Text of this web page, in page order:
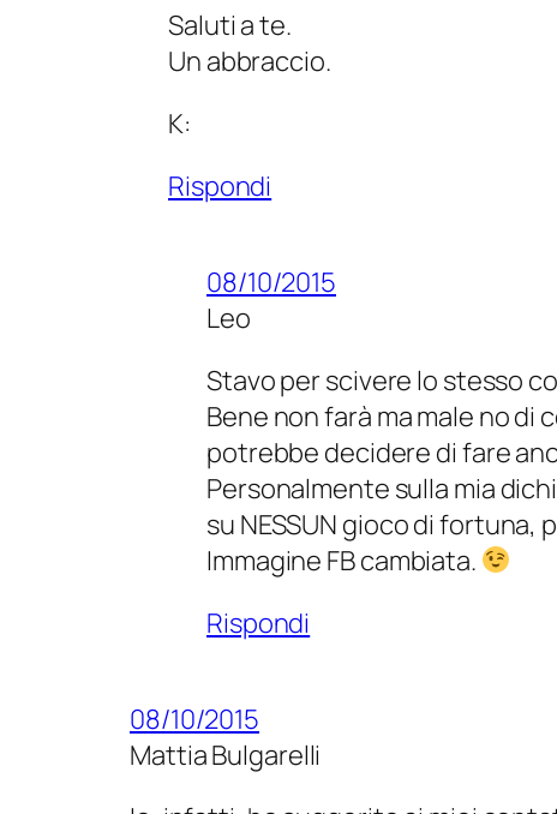
Saluti a te.
Un abbraccio.
K:
Rispondi
08/10/2015
Leo
Stavo per scivere lo stesso
Bene non farà ma male no
potrebbe decidere di fare
Personalmente sulla mia
su NESSUN gioco di fortuna,
Immagine FB cambiata.
Rispondi
08/10/2015
Mattia Bulgarelli